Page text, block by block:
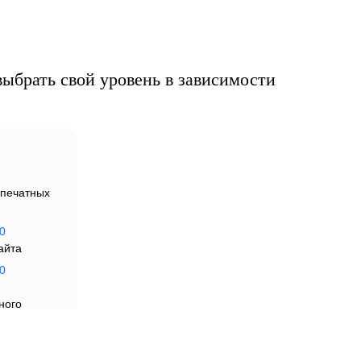
свой уровень в зависимости